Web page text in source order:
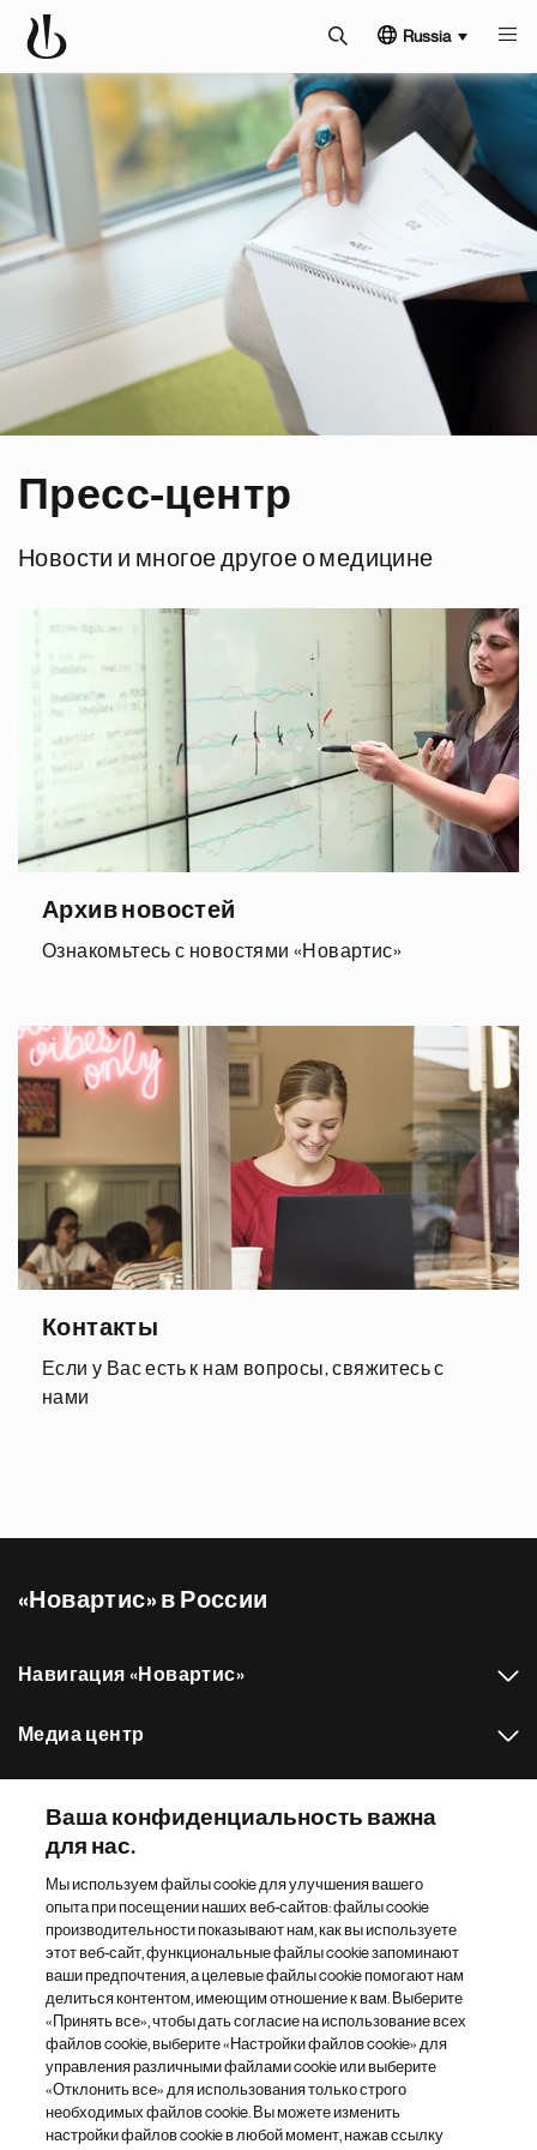
Russia
Пресс-центр
Новости и многое другое о медицине
Архив новостей
Ознакомьтесь с новостями «Новартис»
Контакты
Если у Вас есть к нам вопросы, свяжитесь с
нами
«Новартис» в России
Навигация «Новартис»
Медиа центр
Другие сайты «Новартис»
Footer Site Search
Footer
Bottom
© 2026 Novartis AG
Политика конфиденциальности Правила использования
Ваша конфиденциальность важна
для нас.
Мы используем файлы cookie для улучшения вашего
опыта при посещении наших веб-сайтов: файлы cookie
производительности показывают нам, как вы используете
этот веб-сайт, функциональные файлы cookie запоминают
ваши предпочтения, а целевые файлы cookie помогают нам
делиться контентом, имеющим отношение к вам. Выберите
«Принять все», чтобы дать согласие на использование всех
файлов cookie, выберите «Настройки файлов cookie» для
управления различными файлами cookie или выберите
«Отклонить все» для использования только строго
необходимых файлов cookie. Вы можете изменить
настройки файлов cookie в любой момент, нажав ссылку